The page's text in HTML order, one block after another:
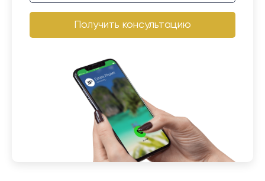
Получить консультацию